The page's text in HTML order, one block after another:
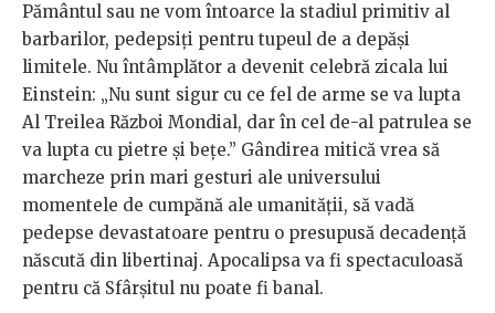
Pământul sau ne vom întoarce la stadiul primitiv al
barbarilor, pedepsiți pentru tupeul de a depăși
limitele. Nu întâmplător a devenit celebră zicala lui
Einstein: „Nu sunt sigur cu ce fel de arme se va lupta
Al Treilea Război Mondial, dar în cel de-al patrulea se
va lupta cu pietre și bețe.” Gândirea mitică vrea să
marcheze prin mari gesturi ale universului
momentele de cumpănă ale umanității, să vadă
pedepse devastatoare pentru o presupusă decadență
născută din libertinaj. Apocalipsa va fi spectaculoasă
pentru că Sfârșitul nu poate fi banal.